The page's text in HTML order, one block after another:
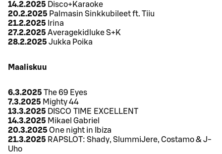
14.2.2025 Disco+Karaoke
20.2.2025 Palmasin Sinkkubileet ft. Tiiu
21.2.2025 Irina
27.2.2025 Averagekidluke S+K
28.2.2025 Jukka Poika
Maaliskuu
6.3.2025 The 69 Eyes
7.3.2025 Mighty 44
13.3.2025 DISCO TIME EXCELLENT
14.3.2025 Mikael Gabriel
20.3.2025 One night in Ibiza
21.3.2025 RAPSLOT: Shady, SlummiJere, Costamo & J-
Uho